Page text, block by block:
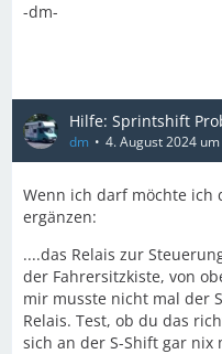
-dm-
Hilfe: Sprintshift
dm 4. August 2024
Wenn ich darf möchte ich
ergänzen:
....das Relais zur
der Fahrersitzkiste, von
mir musste nicht mal der
Relais. Test, ob du das
sich an der S-Shift gar nix